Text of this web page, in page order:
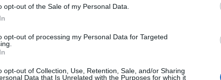
opt-out of the Sale of my Personal Data.
opt-out of processing my Personal Data for Targeted
opt-out of Collection, Use, Retention, Sale, and/or Sharing
Data that Is Unrelated with the Purposes for which it
θέλει να μοιραστεί αυτή τη στιγμή. Η ίδια
της διαχώρισαν το επαγγελματικό
Παρά τα όσα ακούστηκαν, στάθηκε
και η εκτίμηση παραμένουν.
Αποδέχομαι τουςόρους χρήσης